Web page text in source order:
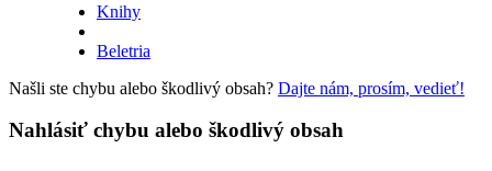
Knihy
Beletria
Našli ste chybu alebo škodlivý obsah? Dajte nám, prosím, vedieť!
Nahlásiť chybu alebo škodlivý obsah